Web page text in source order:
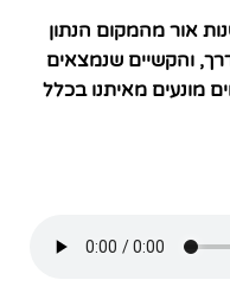
אור מהמקום הנתון
והקשיים שנמצאים
מונעים מאיתנו בכלל